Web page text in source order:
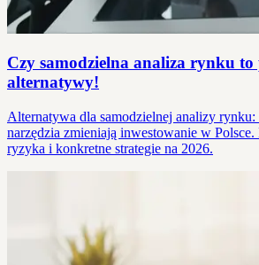
Czy samodzielna analiza rynku to
alternatywy!
Alternatywa dla samodzielnej analizy
narzędzia zmieniają inwestowanie w Polsce.
ryzyka i konkretne strategie na 2026.